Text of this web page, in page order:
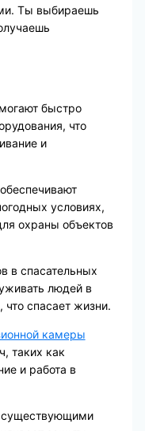
Ты выбираешь
быстро
что
и
условиях,
охраны объектов
в спасательных
людей в
что спасает жизни.
камеры
таких как
и работа в
существующими